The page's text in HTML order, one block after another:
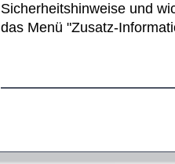
Sicherheitshinweise und
das Menü "Zusatz-